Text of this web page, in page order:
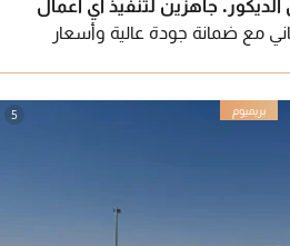
جاهزين لتنفيذ أي أعمال
مع ضمانة جودة عالية وأسعار
5